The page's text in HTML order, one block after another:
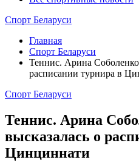
Спорт Беларуси
Главная
Спорт Беларуси
Теннис. Арина Соболенко
расписании турнира в
Спорт Беларуси
Теннис. Арина
высказалась о
Цинциннати